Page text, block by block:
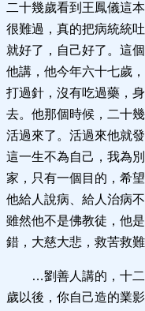
二十幾歲看到王鳳儀這
很難過，真的把病統統
就好了，自己好了。這
他講，他今年六十七歲
打過針，沒有吃過藥，
去。他那個時候，二十
活過來了。活過來他就
這一生不為自己，我為
家，只有一個目的，希
他給人說病、給人治病
雖然他不是佛教徒，他
錯，大慈大悲，救苦救難
…劉善人講的，十
歲以後，你自己造的業